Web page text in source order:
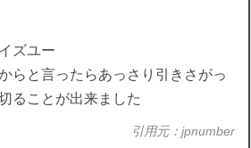
ズユー
らと言ったらあっさり引きさがっ
ることが出来ました
引用元：jpnumber